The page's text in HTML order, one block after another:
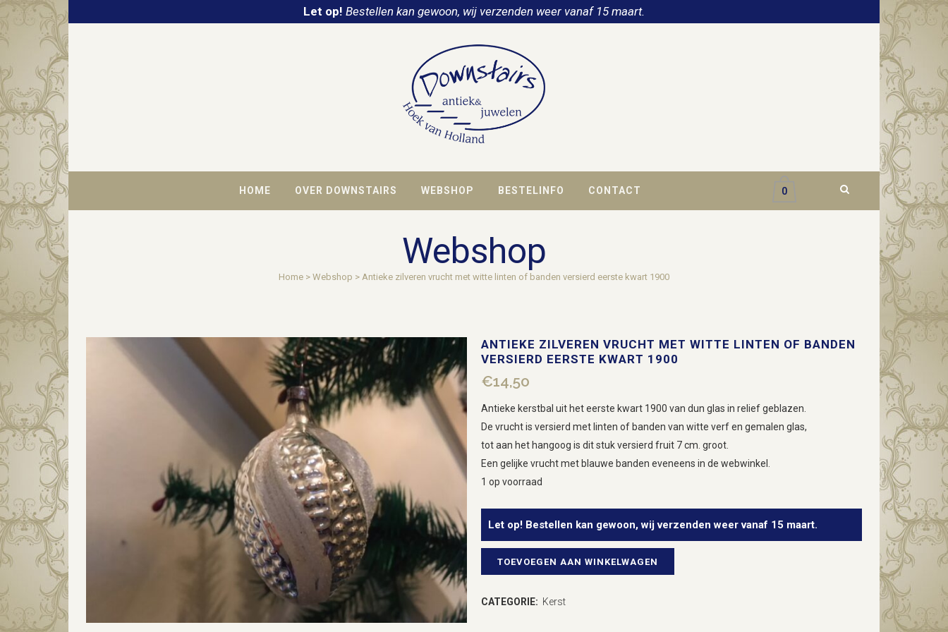
Let op! Bestellen kan gewoon, wij verzenden weer vanaf 15 maart.
HOME OVER DOWNSTAIRS WEBSHOP BESTELINFO CONTACT 0
Webshop
Home > Webshop > Antieke zilveren vrucht met witte linten of banden versierd eerste kwart 1900
ANTIEKE ZILVEREN VRUCHT MET WITTE LINTEN OF BANDEN
VERSIERD EERSTE KWART 1900
€14,50
Antieke kerstbal uit het eerste kwart 1900 van dun glas in relief geblazen.
De vrucht is versierd met linten of banden van witte verf en gemalen glas,
tot aan het hangoog is dit stuk versierd fruit 7 cm. groot.
Een gelijke vrucht met blauwe banden eveneens in de webwinkel.
1 op voorraad
Let op! Bestellen kan gewoon, wij verzenden weer vanaf 15 maart.
Antieke
TOEVOEGEN AAN WINKELWAGEN
CATEGORIE: Kerst